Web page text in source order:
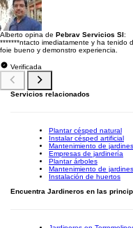
Alberto opina de Pebrav Servicios Sl:
*******ntacto imediatamente y ha tenido
foie bueno y demonstro experiencia.
Verificada
Servicios relacionados
Plantar césped natural
Instalar césped artificial
Mantenimiento de jardines
Empresas de jardinería
Plantar árboles
Mantenimiento de
Instalación de huertos
Encuentra Jardineros en las